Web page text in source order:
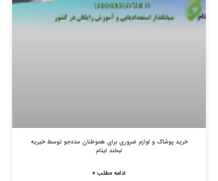
خرید پوشاک و لوازم ضروری برای هموطنان مددجو توسط خیریه
لبخند ایتام
ادامه مطلب »